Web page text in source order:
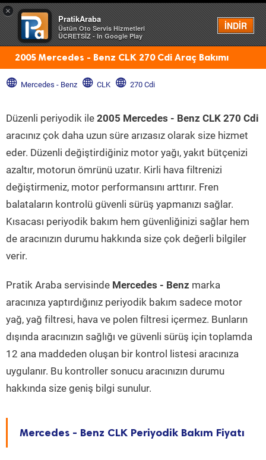
×
PratikAraba
Üstün Oto Servis Hizmetleri
ÜCRETSİZ - In Google Play
İNDİR
Menü
2005 Mercedes - Benz CLK 270 Cdi Araç Bakımı
Mercedes - Benz CLK 270 Cdi
Düzenli periyodik ile 2005 Mercedes - Benz CLK 270 Cdi
aracınız çok daha uzun süre arızasız olarak size hizmet
eder. Düzenli değiştirdiğiniz motor yağı, yakıt bütçenizi
azaltır, motorun ömrünü uzatır. Kirli hava filtrenizi
değiştirmeniz, motor performansını arttırır. Fren
balataların kontrolü güvenli sürüş yapmanızı sağlar.
Kısacası periyodik bakım hem güvenliğinizi sağlar hem
de aracınızın durumu hakkında size çok değerli bilgiler
verir.
Pratik Araba servisinde Mercedes - Benz marka
aracınıza yaptırdığınız periyodik bakım sadece motor
yağ, yağ filtresi, hava ve polen filtresi içermez. Bunların
dışında aracınızın sağlığı ve güvenli sürüş için toplamda
12 ana maddeden oluşan bir kontrol listesi aracınıza
uygulanır. Bu kontroller sonucu aracınızın durumu
hakkında size geniş bilgi sunulur.
Mercedes - Benz CLK Periyodik Bakım Fiyatı